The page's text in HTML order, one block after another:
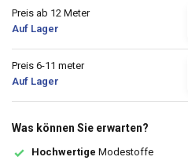
Preis ab 12 Meter
Auf Lager
Preis 6-11 meter
Auf Lager
Was können Sie erwarten?
Hochwertige Modestoffe